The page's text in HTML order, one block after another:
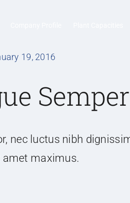
19, 2016
nec luctus nibh
amet maximus.